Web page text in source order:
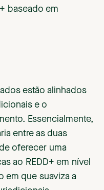
baseado em
estão alinhados
e o
Essencialmente,
entre as duas
oferecer uma
ao REDD+ em nível
em que suaviza a